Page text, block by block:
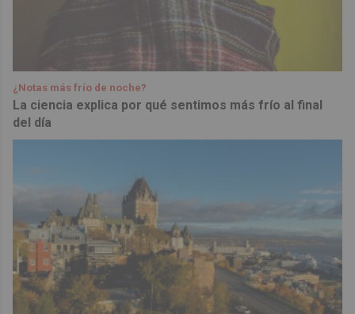
¿Notas más frío de noche?
La ciencia explica por qué sentimos más frío al final
del día